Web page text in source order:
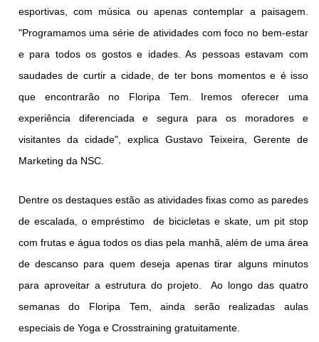
Fale Conosco
esportivas, com música ou apenas contemplar a paisagem.
"Programamos uma série de atividades com foco no bem-estar
e para todos os gostos e idades. As pessoas estavam com
saudades de curtir a cidade, de ter bons momentos e é isso
que encontrarão no Floripa Tem. Iremos oferecer uma
experiência diferenciada e segura para os moradores e
visitantes da cidade", explica Gustavo Teixeira, Gerente de
Marketing da NSC.
Dentre os destaques estão as atividades fixas como as paredes
de escalada, o empréstimo  de bicicletas e skate, um pit stop
com frutas e água todos os dias pela manhã, além de uma área
de descanso para quem deseja apenas tirar alguns minutos
para aproveitar a estrutura do projeto.  Ao longo das quatro
semanas do Floripa Tem, ainda serão realizadas aulas
especiais de Yoga e Crosstraining gratuitamente.